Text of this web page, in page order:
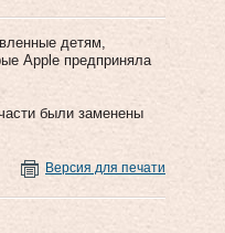
детям,
Apple предприняла
были заменены
Версия для печати